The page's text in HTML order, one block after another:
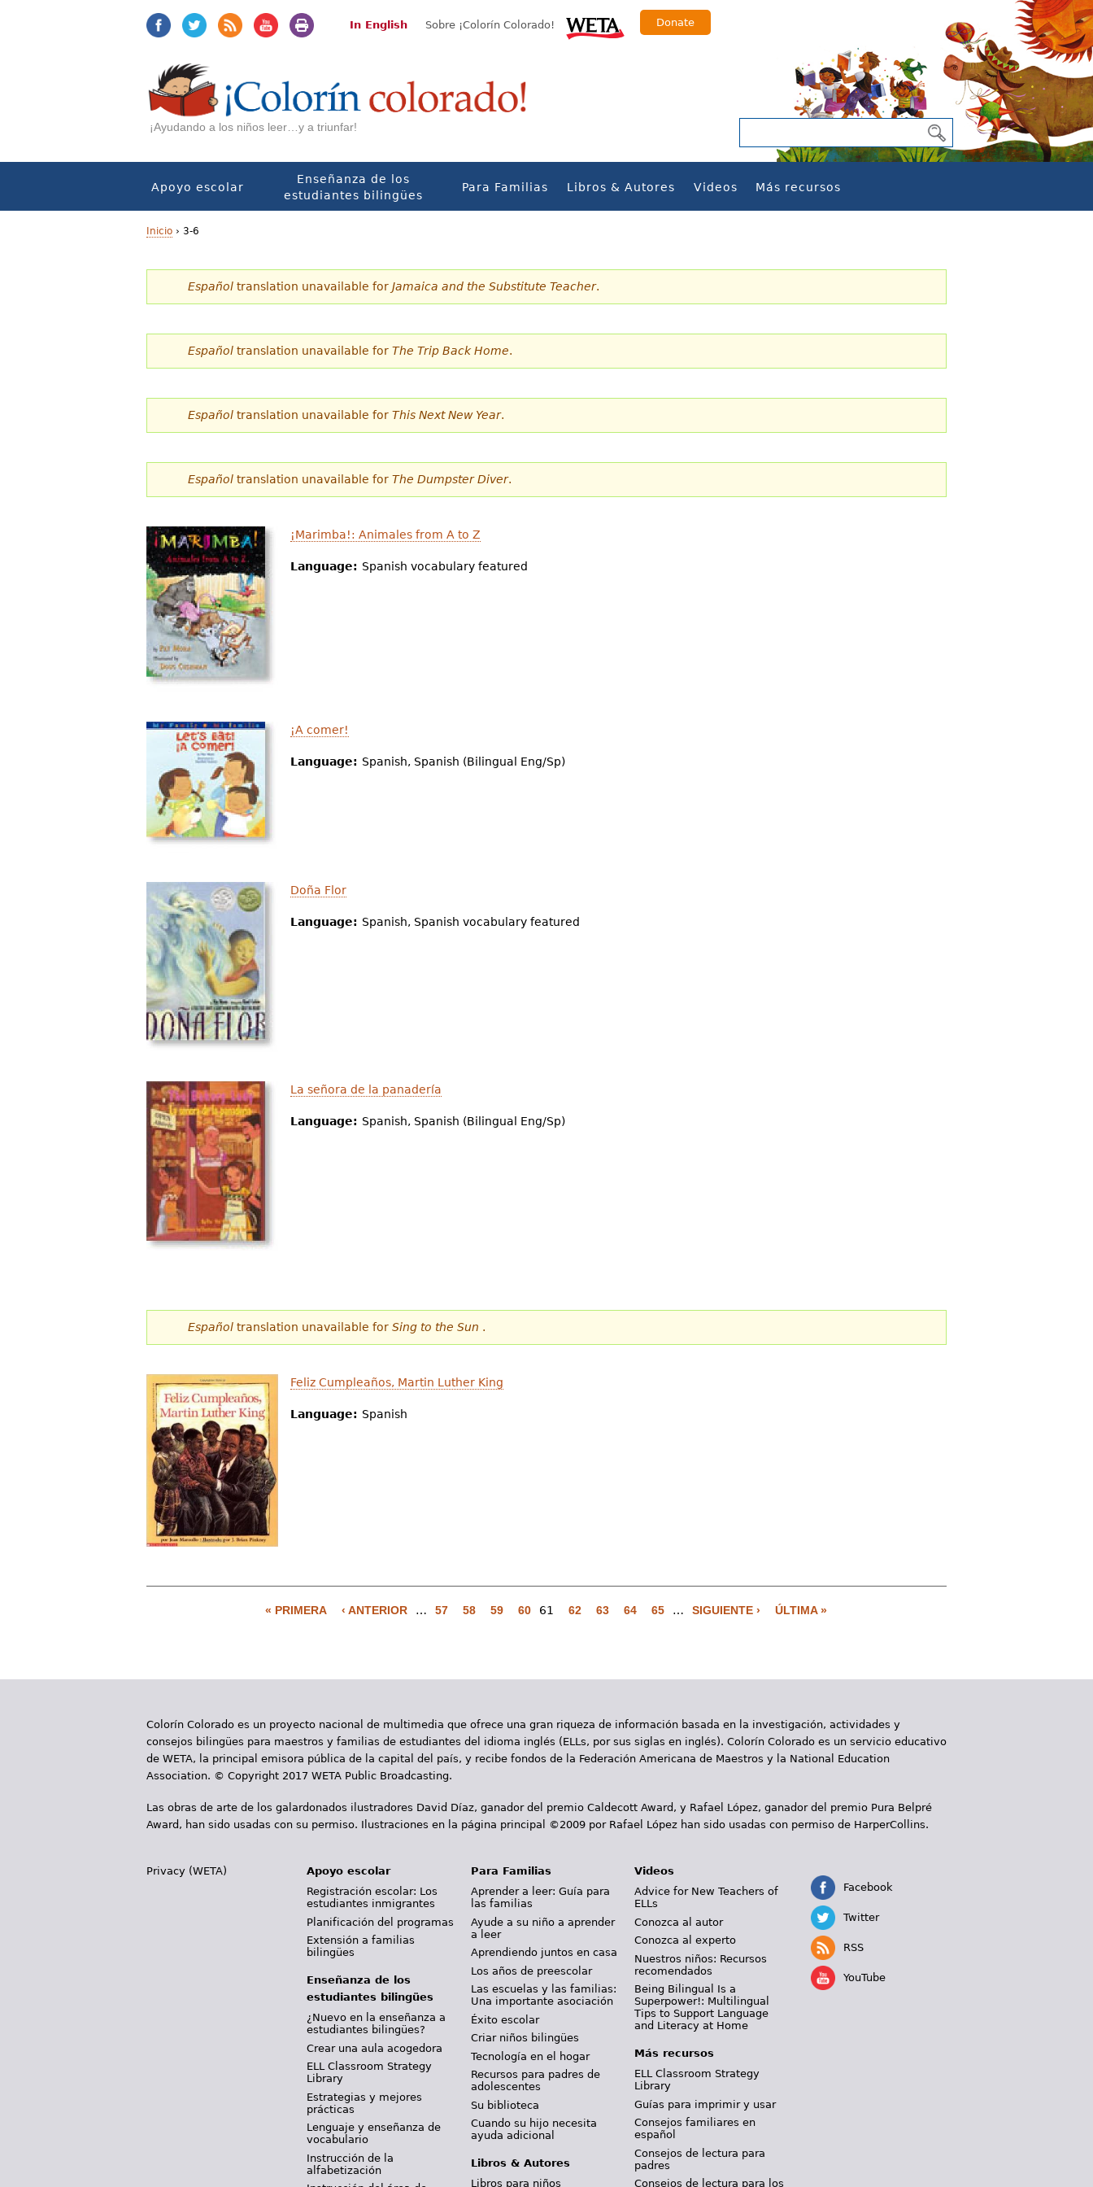
In English Sobre ¡Colorín Colorado! Donate
¡Ayudando a los niños leer…y a triunfar!
Apoyo escolar
Enseñanza de los
estudiantes bilingües
Para Familias Libros & Autores Videos Más recursos
U
s
t
s
t
á
a
q
u
í
Inicio › 3-6
Español translation unavailable for Jamaica and the Substitute Teacher.
Español translation unavailable for The Trip Back Home.
Español translation unavailable for This Next New Year.
Español translation unavailable for The Dumpster Diver.
¡Marimba!: Animales from A to Z
Language: Spanish vocabulary featured
¡A comer!
Language: Spanish, Spanish (Bilingual Eng/Sp)
Doña Flor
Language: Spanish, Spanish vocabulary featured
La señora de la panadería
Language: Spanish, Spanish (Bilingual Eng/Sp)
Español translation unavailable for Sing to the Sun .
Feliz Cumpleaños, Martin Luther King
Language: Spanish
g
n
a
« PRIMERA ‹ ANTERIOR … 57 58 59 60 61 62 63 64 65 … SIGUIENTE › ÚLTIMA »
Colorín Colorado es un proyecto nacional de multimedia que ofrece una gran riqueza de información basada en la investigación, actividades y
consejos bilingües para maestros y familias de estudiantes del idioma inglés (ELLs, por sus siglas en inglés). Colorín Colorado es un servicio educativo
de WETA, la principal emisora pública de la capital del país, y recibe fondos de la Federación Americana de Maestros y la National Education
Association. © Copyright 2017 WETA Public Broadcasting.
Las obras de arte de los galardonados ilustradores David Díaz, ganador del premio Caldecott Award, y Rafael López, ganador del premio Pura Belpré
Award, han sido usadas con su permiso. Ilustraciones en la página principal ©2009 por Rafael López han sido usadas con permiso de HarperCollins.
Privacy (WETA)
Apoyo escolar
Registración escolar: Los
estudiantes inmigrantes
Planificación del programas
Extensión a familias
bilingües
Enseñanza de los
estudiantes bilingües
¿Nuevo en la enseñanza a
estudiantes bilingües?
Crear una aula acogedora
ELL Classroom Strategy
Library
Estrategias y mejores
prácticas
Lenguaje y enseñanza de
vocabulario
Instrucción de la
alfabetización
Para Familias
Aprender a leer: Guía para
las familias
Ayude a su niño a aprender
a leer
Aprendiendo juntos en casa
Los años de preescolar
Las escuelas y las familias:
Una importante asociación
Éxito escolar
Criar niños bilingües
Tecnología en el hogar
Recursos para padres de
adolescentes
Su biblioteca
Cuando su hijo necesita
ayuda adicional
Libros & Autores
Libros para niños
Videos
Advice for New Teachers of
ELLs
Conozca al autor
Conozca al experto
Nuestros niños: Recursos
recomendados
Being Bilingual Is a
Superpower!: Multilingual
Tips to Support Language
and Literacy at Home
Más recursos
ELL Classroom Strategy
Library
Guías para imprimir y usar
Consejos familiares en
español
Consejos de lectura para
padres
Consejos de lectura para los
Facebook
Twitter
RSS
YouTube